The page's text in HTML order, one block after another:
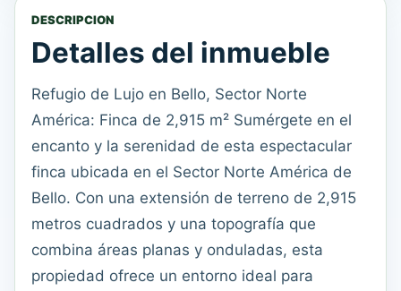
DESCRIPCION
Detalles del inmueble
Refugio de Lujo en Bello, Sector Norte
América: Finca de 2,915 m² Sumérgete en el
encanto y la serenidad de esta espectacular
finca ubicada en el Sector Norte América de
Bello. Con una extensión de terreno de 2,915
metros cuadrados y una topografía que
combina áreas planas y onduladas, esta
propiedad ofrece un entorno ideal para